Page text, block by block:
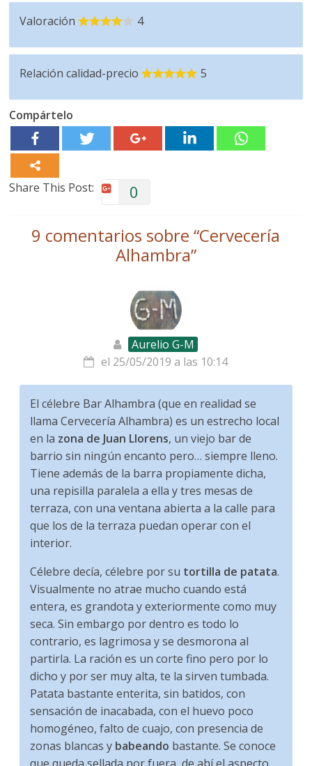
Valoración 4
Relación calidad-precio 5
Compártelo
Share This Post: 0
9 comentarios sobre “Cervecería
Alhambra”
Aurelio G-M
el 25/05/2019 a las 10:14
El célebre Bar Alhambra (que en realidad se
llama Cervecería Alhambra) es un estrecho local
en la zona de Juan Llorens, un viejo bar de
barrio sin ningún encanto pero… siempre lleno.
Tiene además de la barra propiamente dicha,
una repisilla paralela a ella y tres mesas de
terraza, con una ventana abierta a la calle para
que los de la terraza puedan operar con el
interior.
Célebre decía, célebre por su tortilla de patata.
Visualmente no atrae mucho cuando está
entera, es grandota y exteriormente como muy
seca. Sin embargo por dentro es todo lo
contrario, es lagrimosa y se desmorona al
partirla. La ración es un corte fino pero por lo
dicho y por ser muy alta, te la sirven tumbada.
Patata bastante enterita, sin batidos, con
sensación de inacabada, con el huevo poco
homogéneo, falto de cuajo, con presencia de
zonas blancas y babeando bastante. Se conoce